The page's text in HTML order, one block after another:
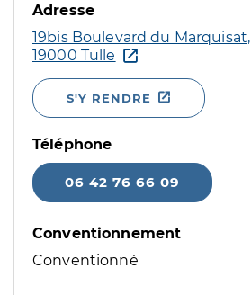
Adresse
19bis Boulevard du Marquisat,
19000 Tulle
S'Y RENDRE
Téléphone
06 42 76 66 09
Conventionnement
Conventionné